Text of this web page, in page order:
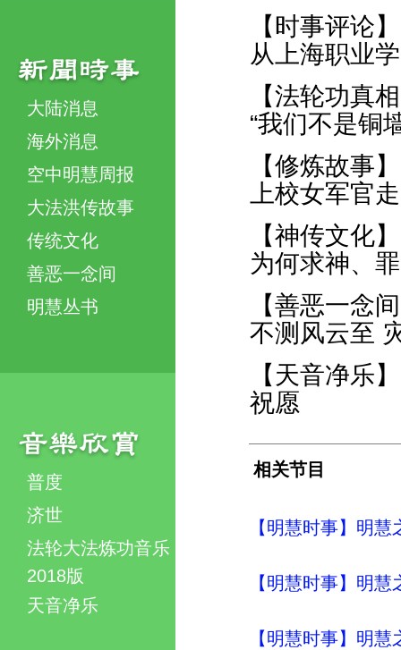
大陆消息
海外消息
空中明慧周报
大法洪传故事
传统文化
善恶一念间
明慧丛书
普度
济世
法轮大法炼功音乐
2018版
天音净乐
【时事评论】
从上海职业
【法轮功真
“我们不是铜
【修炼故事】
上校女军官
【神传文化】
为何求神、
【善恶一念
不测风云至
【天音净乐】
祝愿
相关节目
【明慧时事】明
【明慧时事】明
【明慧时事】明